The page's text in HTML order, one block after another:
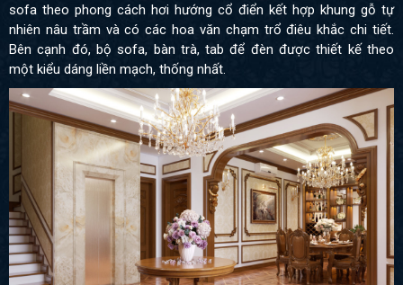
sofa theo phong cách hơi hướng cổ điển kết hợp khung gỗ tự
nhiên nâu trầm và có các hoa văn chạm trổ điêu khắc chi tiết.
Bên cạnh đó, bộ sofa, bàn trà, tab để đèn được thiết kế theo
một kiểu dáng liền mạch, thống nhất.